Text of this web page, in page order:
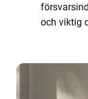
och viktig